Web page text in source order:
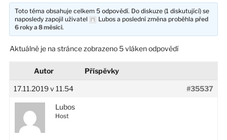
Toto téma obsahuje celkem 5 odpovědí. Do diskuze (1 diskutující) se
naposledy zapojil uživatel
Lubos a poslední změna proběhlapřed
6 roky a 8 měsíci.
Aktuálně je na stránce zobrazeno 5 vláken odpovědí
Autor Příspěvky
17.11.2019 v 11.54 #35537
Lubos
Host